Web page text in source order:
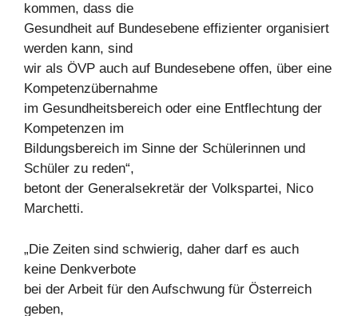
kommen, dass die
Gesundheit auf Bundesebene effizienter organisiert
werden kann, sind
wir als ÖVP auch auf Bundesebene offen, über eine
Kompetenzübernahme
im Gesundheitsbereich oder eine Entflechtung der
Kompetenzen im
Bildungsbereich im Sinne der Schülerinnen und
Schüler zu reden“,
betont der Generalsekretär der Volkspartei, Nico
Marchetti.
„Die Zeiten sind schwierig, daher darf es auch
keine Denkverbote
bei der Arbeit für den Aufschwung für Österreich
geben,